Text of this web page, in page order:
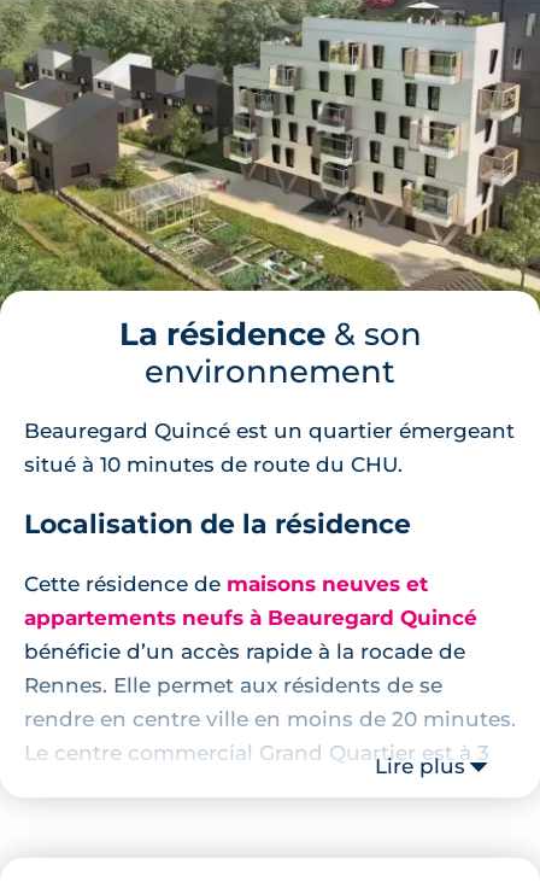
La résidence& son
environnement
Beauregard Quincé est un quartier émergeant
situé à 10 minutes de route du CHU.
Localisation de la résidence
Cette résidence de maisons neuves et
appartements neufs à Beauregard Quincé
bénéficie d’un accès rapide à la rocade de
Rennes. Elle permet aux résidents de se
rendre en centre ville en moins de 20 minutes.
Le centre commercial Grand Quartier est à 3
minutes en voiture ou 15 minutes de marche.
Lire plus